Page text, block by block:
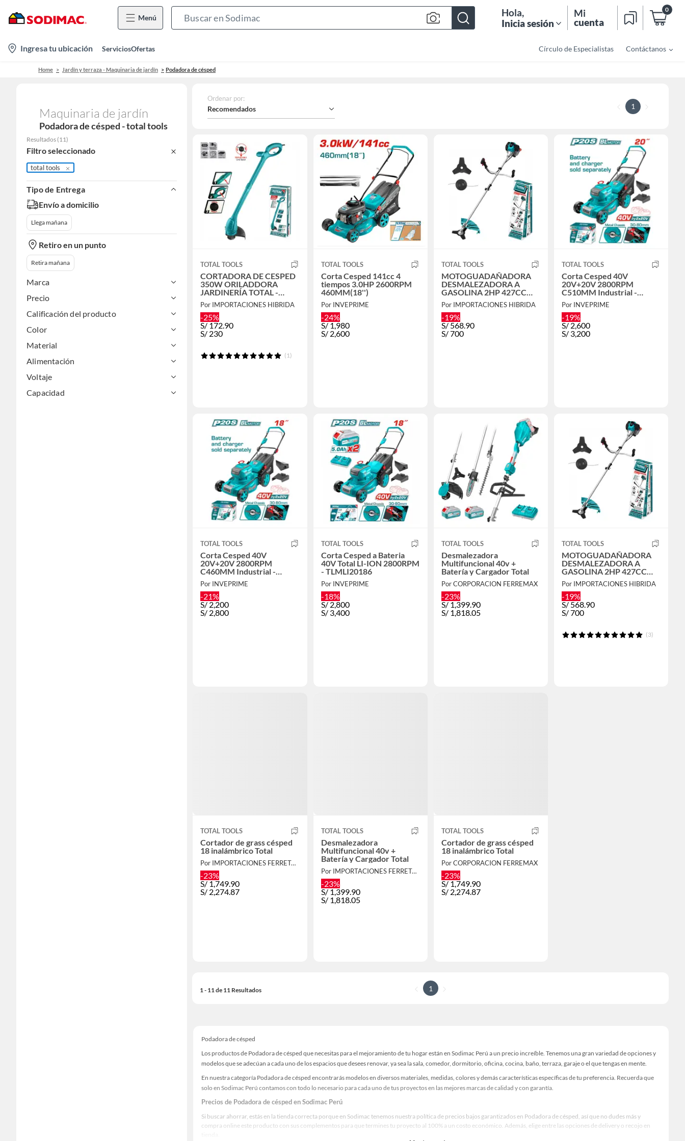
Menú
Bar
Hola,
Inicia sesión
Mi
cuenta
0
location-
icon
Ingresa tu ubicación ServiciosOfertas Círculo de Especialistas Contáctanos
Home Jardín y terraza - Maquinaria de jardín Podadora de césped
Maquinaria de jardín
Podadora de césped - total tools
Resultados (11)
Filtro seleccionado
total tools
Tipo de Entrega
Envío a domicilio
Llega mañana
Retiro en un punto
Retira mañana
Marca
Precio
Calificación del producto
Color
Material
Alimentación
Voltaje
Capacidad
Ordenar por:
Recomendados 1
TOTAL TOOLS
CORTADORA DE CESPED
350W ORILADDORA
JARDINERÍA TOTAL -
TG103251
Por IMPORTACIONES HIBRIDA
-25%
S/ 172.90
S/ 230
(1)
TOTAL TOOLS
Corta Cesped 141cc 4
tiempos 3.0HP 2600RPM
460MM(18'')
Por INVEPRIME
-24%
S/ 1,980
S/ 2,600
TOTAL TOOLS
MOTOGUADAÑADORA
DESMALEZADORA A
GASOLINA 2HP 427CC
TOTAL - TP5434421
Por IMPORTACIONES HIBRIDA
-19%
S/ 568.90
S/700
TOTAL TOOLS
Corta Cesped 40V
20V+20V 2800RPM
C510MM Industrial -
TLMLI4020
Por INVEPRIME
-19%
S/ 2,600
S/ 3,200
TOTAL TOOLS
Corta Cesped 40V
20V+20V 2800RPM
C460MM Industrial -
TLMLI20185
Por INVEPRIME
-21%
S/ 2,200
S/ 2,800
TOTAL TOOLS
Corta Cesped a Bateria
40V Total LI-ION 2800RPM
- TLMLI20186
Por INVEPRIME
-18%
S/ 2,800
S/ 3,400
TOTAL TOOLS
Desmalezadora
Multifuncional 40v +
Batería y Cargador Total
Por CORPORACION FERREMAX
-23%
S/ 1,399.90
S/ 1,818.05
TOTAL TOOLS
MOTOGUADAÑADORA
DESMALEZADORA A
GASOLINA 2HP 427CC
TOTAL - TP5434421
Por IMPORTACIONES HIBRIDA
-19%
S/ 568.90
S/700
(3)
TOTAL TOOLS
Cortador de grass césped
18 inalámbrico Total
Por IMPORTACIONES FERRETOOLS
-23%
S/ 1,749.90
S/ 2,274.87
TOTAL TOOLS
Desmalezadora
Multifuncional 40v +
Batería y Cargador Total
Por IMPORTACIONES FERRETOOLS
-23%
S/ 1,399.90
S/ 1,818.05
TOTAL TOOLS
Cortador de grass césped
18 inalámbrico Total
Por CORPORACION FERREMAX
-23%
S/ 1,749.90
S/ 2,274.87
1 - 11 de 11 Resultados 1
Podadora de césped
Los productos de Podadora de césped que necesitas para el mejoramiento de tu hogar están en Sodimac Perú a un precio increíble. Tenemos una gran variedad de opciones y
modelos que se adecúan a cada uno de los espacios que desees renovar, ya sea la sala, comedor, dormitorio, oficina, cocina, baño, terraza, garaje o el que tengas en mente.
En nuestra categoría Podadora de césped encontrarás modelos en diversos materiales, medidas, colores y demás características específicas de tu preferencia. Recuerda que
solo en Sodimac Perú contamos con todo lo necesario para cada uno de tus proyectos en las mejores marcas de calidad y con garantía.
Precios de Podadora de césped en Sodimac Perú
Si buscar ahorrar, estás en la tienda correcta porque en Sodimac tenemos nuestra política de precios bajos garantizados en Podadora de césped, así que no dudes más y
compra online este producto con sus complementos para que termines tu proyecto al 100% a un costo económico. Además, elige entre las opciones de delivery o recojo en